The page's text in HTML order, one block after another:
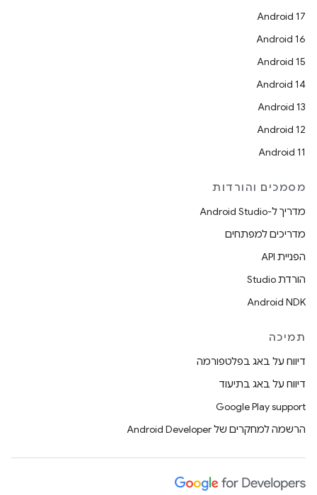
Android 17
Android 16
Android 15
Android 14
Android 13
Android 12
Android 11
מסמכים והורדות
מדריך ל-Android Studio
מדריכים למפתחים
הפניית API
הורדת Studio
Android NDK
תמיכה
דיווח על באג בפלטפורמה
דיווח על באג בתיעוד
Google Play support
הרשמה למחקרים של Android Developer